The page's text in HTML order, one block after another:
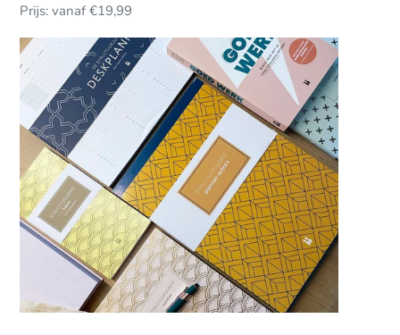
Prijs: vanaf €19,99